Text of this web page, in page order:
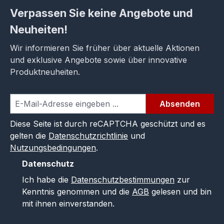
Verpassen Sie keine Angebote und
Neuheiten!
Wir informieren Sie früher über aktuelle Aktionen
und exklusive Angebote sowie über innovative
Produktneuheiten.
Absenden
Diese Seite ist durch reCAPTCHA geschützt und es
gelten die Datenschutzrichtlinie und
Nutzungsbedingungen.
Datenschutz
Ich habe die Datenschutzbestimmungen zur
Kenntnis genommen und die AGB gelesen und bin
mit ihnen einverstanden.